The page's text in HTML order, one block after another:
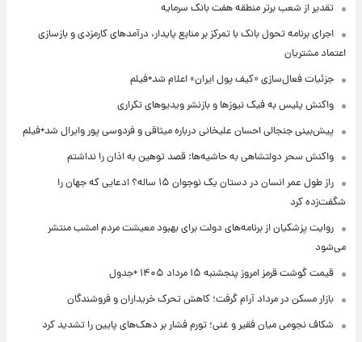
تقدیر از شعب برتر منطقه هفت بانک سرمایه
اجرای برنامه تحول بانک با تمرکز بر منابع پایدار، درآمدهای کارمزدی و بازسازی
اعتماد مشتریان
جزئیات فعال‌سازی «کیف پول ایران» اعلام شد+فیلم
واکنش پلیس به فیک نیوزها و بازنشر ویدیوهای تکراری
پیش‌بینی جنجالی احسان علیخانی درباره میثاقی و فردوسی پور وایرال شد+فیلم
واکنش سحر دولتشاهی به حاشیه‌ها: قصد توهین به اذان را نداشتم
راز طول عمر انسان در دستان یک نوجوان ۱۵ ساله؟ ادعایی که جهان را
شگفت‌زده کرد
روایت پزشکیان از برنامه‌های دولت برای بهبود معیشت مردم امشب منتشر
می‌شود
قیمت گوشت قرمز امروز پنجشنبه ۱۵ مرداد ۱۴۰۵ +جدول
بازار مسکن در مرداد آرام گرفت؛ کاهش تحرک خریداران و فروشندگان
شکاف نجومی میان فقیر و غنی؛ تورم فشار بر دهک‌های پایین را تشدید کرد